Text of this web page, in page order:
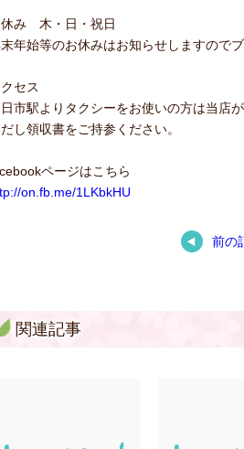
み 木・日・祝日
年始等のお休みはお知らせしますので
セス
市駅よりタクシーをお使いの方は当店
し領収書をご持参ください。
ページはこちら
on.fb.me/1LKbkHU
前の
関連記事